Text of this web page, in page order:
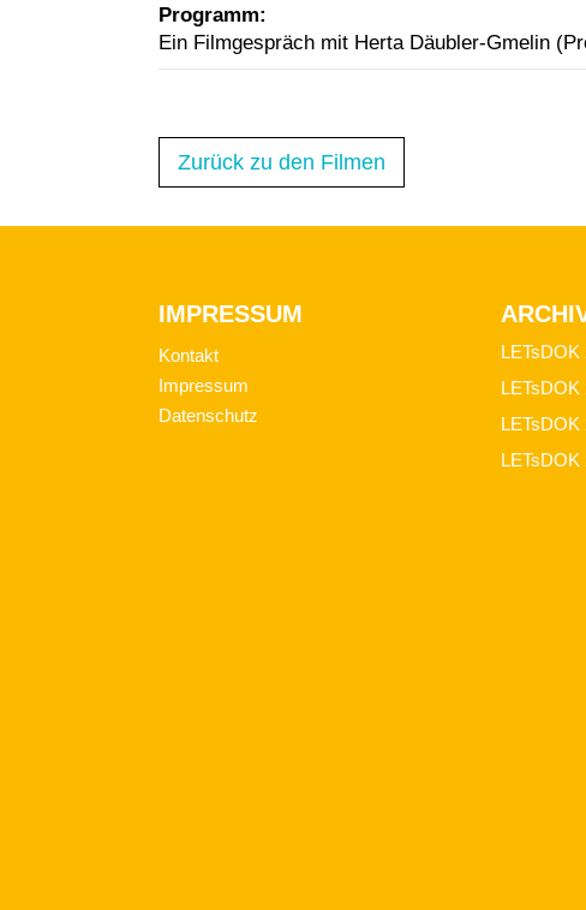
Programm:
Ein Filmgespräch mit Herta Däubler-Gmelin
Zurück zu den Filmen
IMPRESSUM
Kontakt
Impressum
Datenschutz
LETsDOK
LETsDOK
LETsDOK
LETsDOK